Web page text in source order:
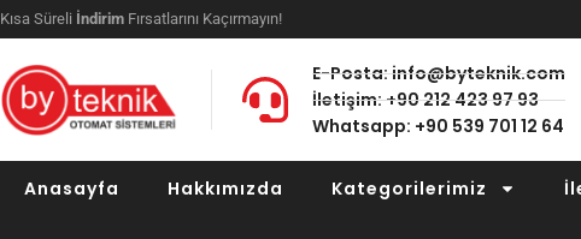
Kısa Süreli İndirim Fırsatlarını Kaçırmayın!
E-Posta: info@byteknik.com
İletişim: +90 212 423 97 93
Whatsapp: +90 539 701 12 64
Anasayfa Hakkımızda Kategorilerimiz